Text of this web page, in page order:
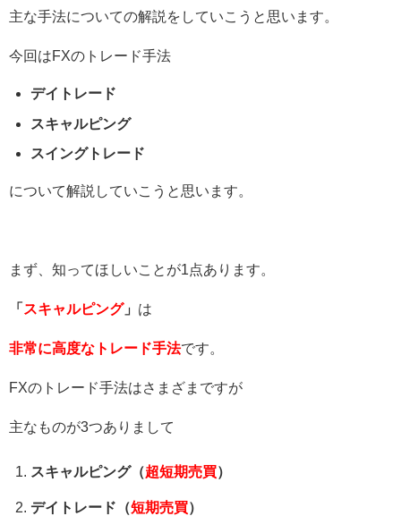
主な手法についての解説をしていこうと思います。
今回はFXのトレード手法
デイトレード
スキャルピング
スイングトレード
について解説していこうと思います。
まず、知ってほしいことが1点あります。
「 スキャルピング」 は
非常に高度なトレード手法です。
FXのトレード手法はさまざまですが
主なものが3つありまして
スキャルピング（超短期売買）
デイトレード（短期売買）